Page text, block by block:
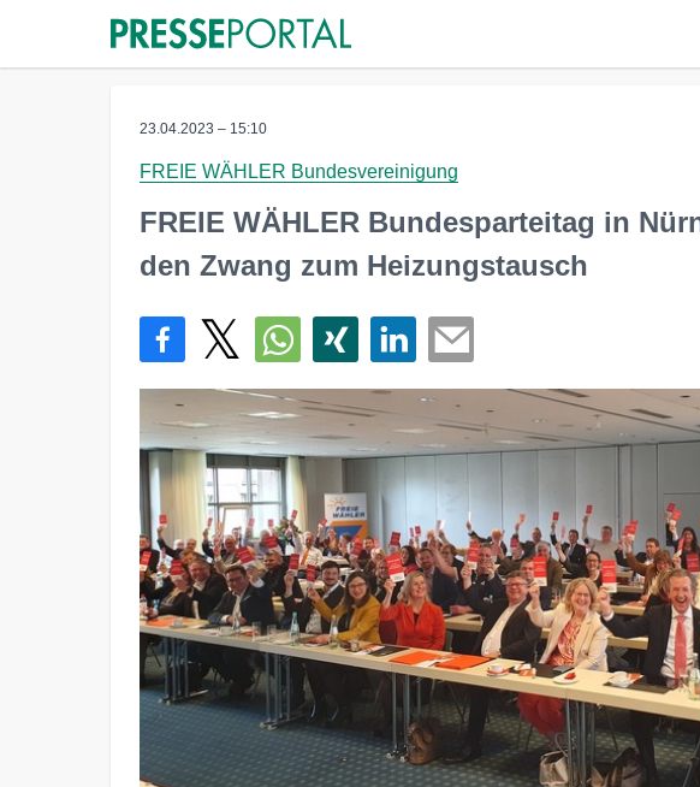
23.04.2023 – 15:10
FREIE WÄHLER Bundesvereinigung
FREIE WÄHLER Bundesparteitag in
den Zwang zum Heizungstausch